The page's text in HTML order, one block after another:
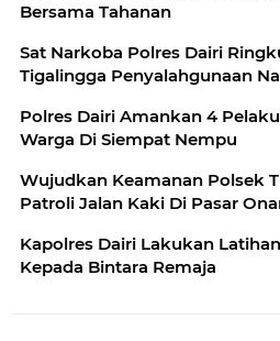
Bersama Tahanan
Sat Narkoba Polres Dairi
Tigalingga Penyalahgunaan
Polres Dairi Amankan 4
Warga Di Siempat Nempu
Wujudkan Keamanan Polsek
Patroli Jalan Kaki Di Pasar
Kapolres Dairi Lakukan
Kepada Bintara Remaja